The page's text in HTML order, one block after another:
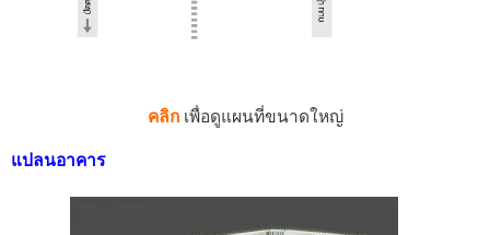
คลิก เพื่อดูแผนที่ขนาดใหญ่
แปลนอาคาร